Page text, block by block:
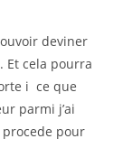
deviner
Et cela pourra
i ce que
parmi j’ai
pour